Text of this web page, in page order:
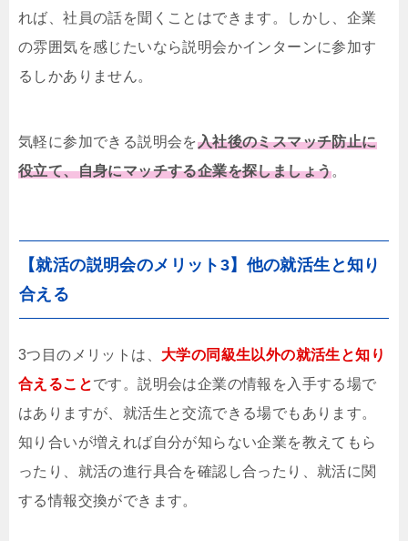
れば、社員の話を聞くことはできます。しかし、企業
の雰囲気を感じたいなら説明会かインターンに参加す
るしかありません。
気軽に参加できる説明会を入社後のミスマッチ防止に
役立て、自身にマッチする企業を探しましょう。
【就活の説明会のメリット3】他の就活生と知り
合える
3つ目のメリットは、 大学の同級生以外の就活生と知り
合えることです。説明会は企業の情報を入手する場で
はありますが、就活生と交流できる場でもあります。
知り合いが増えれば自分が知らない企業を教えてもら
ったり、就活の進行具合を確認し合ったり、就活に関
する情報交換ができます。